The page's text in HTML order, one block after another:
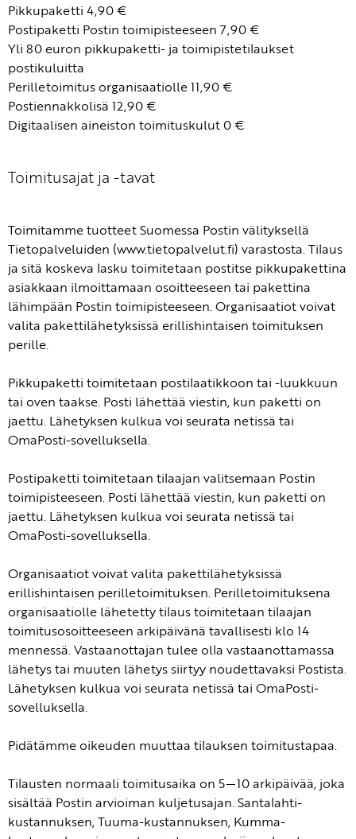
Pikkupaketti 4,90 €
Postipaketti Postin toimipisteeseen 7,90 €
Yli 80 euron pikkupaketti- ja toimipistetilaukset
postikuluitta
Perilletoimitus organisaatiolle 11,90 €
Postiennakkolisä 12,90 €
Digitaalisen aineiston toimituskulut 0 €
Toimitusajat ja -tavat
Toimitamme tuotteet Suomessa Postin välityksellä
Tietopalveluiden (www.tietopalvelut.fi) varastosta. Tilaus
ja sitä koskeva lasku toimitetaan postitse pikkupakettina
asiakkaan ilmoittamaan osoitteeseen tai pakettina
lähimpään Postin toimipisteeseen. Organisaatiot voivat
valita pakettilähetyksissä erillishintaisen toimituksen
perille.
Pikkupaketti toimitetaan postilaatikkoon tai -luukkuun
tai oven taakse. Posti lähettää viestin, kun paketti on
jaettu. Lähetyksen kulkua voi seurata netissä tai
OmaPosti-sovelluksella.
Postipaketti toimitetaan tilaajan valitsemaan Postin
toimipisteeseen. Posti lähettää viestin, kun paketti on
jaettu. Lähetyksen kulkua voi seurata netissä tai
OmaPosti-sovelluksella.
Organisaatiot voivat valita pakettilähetyksissä
erillishintaisen perilletoimituksen. Perilletoimituksena
organisaatiolle lähetetty tilaus toimitetaan tilaajan
toimitusosoitteeseen arkipäivänä tavallisesti klo 14
mennessä. Vastaanottajan tulee olla vastaanottamassa
lähetys tai muuten lähetys siirtyy noudettavaksi Postista.
Lähetyksen kulkua voi seurata netissä tai OmaPosti-
sovelluksella.
Pidätämme oikeuden muuttaa tilauksen toimitustapaa.
Tilausten normaali toimitusaika on 5—10 arkipäivää, joka
sisältää Postin arvioiman kuljetusajan. Santalahti-
kustannuksen, Tuuma-kustannuksen, Kumma-